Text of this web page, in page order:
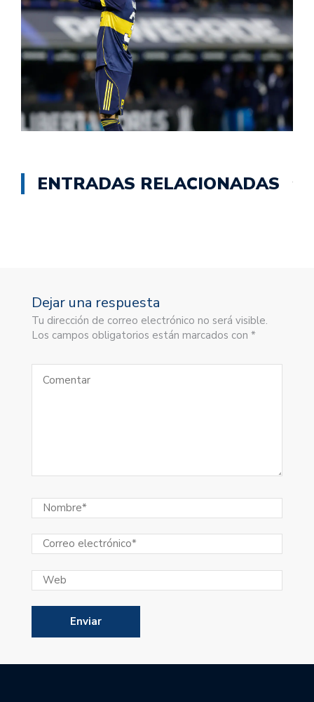
ENTRADAS RELACIONADAS
Dejar una respuesta
Tu dirección de correo electrónico no será visible.
Los campos obligatorios están marcados con *